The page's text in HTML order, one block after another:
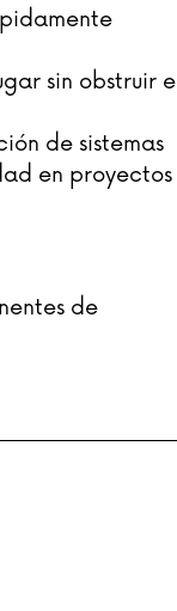
sin obstruir el
de sistemas
en proyectos
de